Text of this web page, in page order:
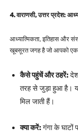
4. वाराणसी, उत्तर प्रदेश:
आध्यात्मिकता, इतिहास और
खूबसूरत जगह है जो आपको एक
कैसे पहुंचें और ठहरें:
तरह से जुड़ा हुआ है।
मिल जाती हैं।
क्या करें:गंगा के घाटों